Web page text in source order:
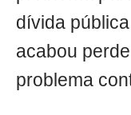
dívida
acabou
problema